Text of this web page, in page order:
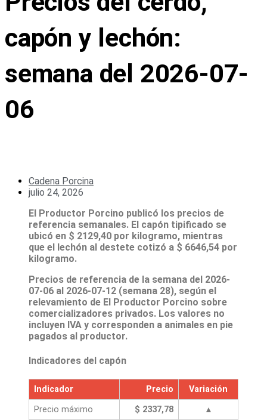
capón y lechón:
semana del 2026-07-
06
Cadena Porcina
julio 24, 2026
El Productor Porcino publicó los precios de
referencia semanales. El capón tipificado se
ubicó en $ 2129,40 por kilogramo, mientras
que el lechón al destete cotizó a $ 6646,54 por
kilogramo.
Precios de referencia de la semana del 2026-
07-06 al 2026-07-12 (semana 28), según el
relevamiento de El Productor Porcino sobre
comercializadores privados. Los valores no
incluyen IVA y corresponden a animales en pie
pagados al productor.
Indicadores del capón
Indicador Precio
Variación
Precio máximo
$ 2337,78
▲